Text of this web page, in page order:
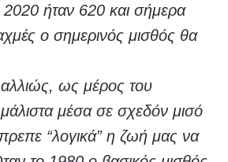
ήταν 620 και σήμερα
ο σημερινός μισθός θα
ως μέρος του
μέσα σε σχεδόν μισό
“λογικά” η ζωή μας να